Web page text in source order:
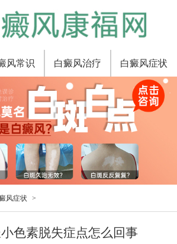
风常识 白癜风治疗 白癜风症状
风症状 >
色素脱失症点怎么回事